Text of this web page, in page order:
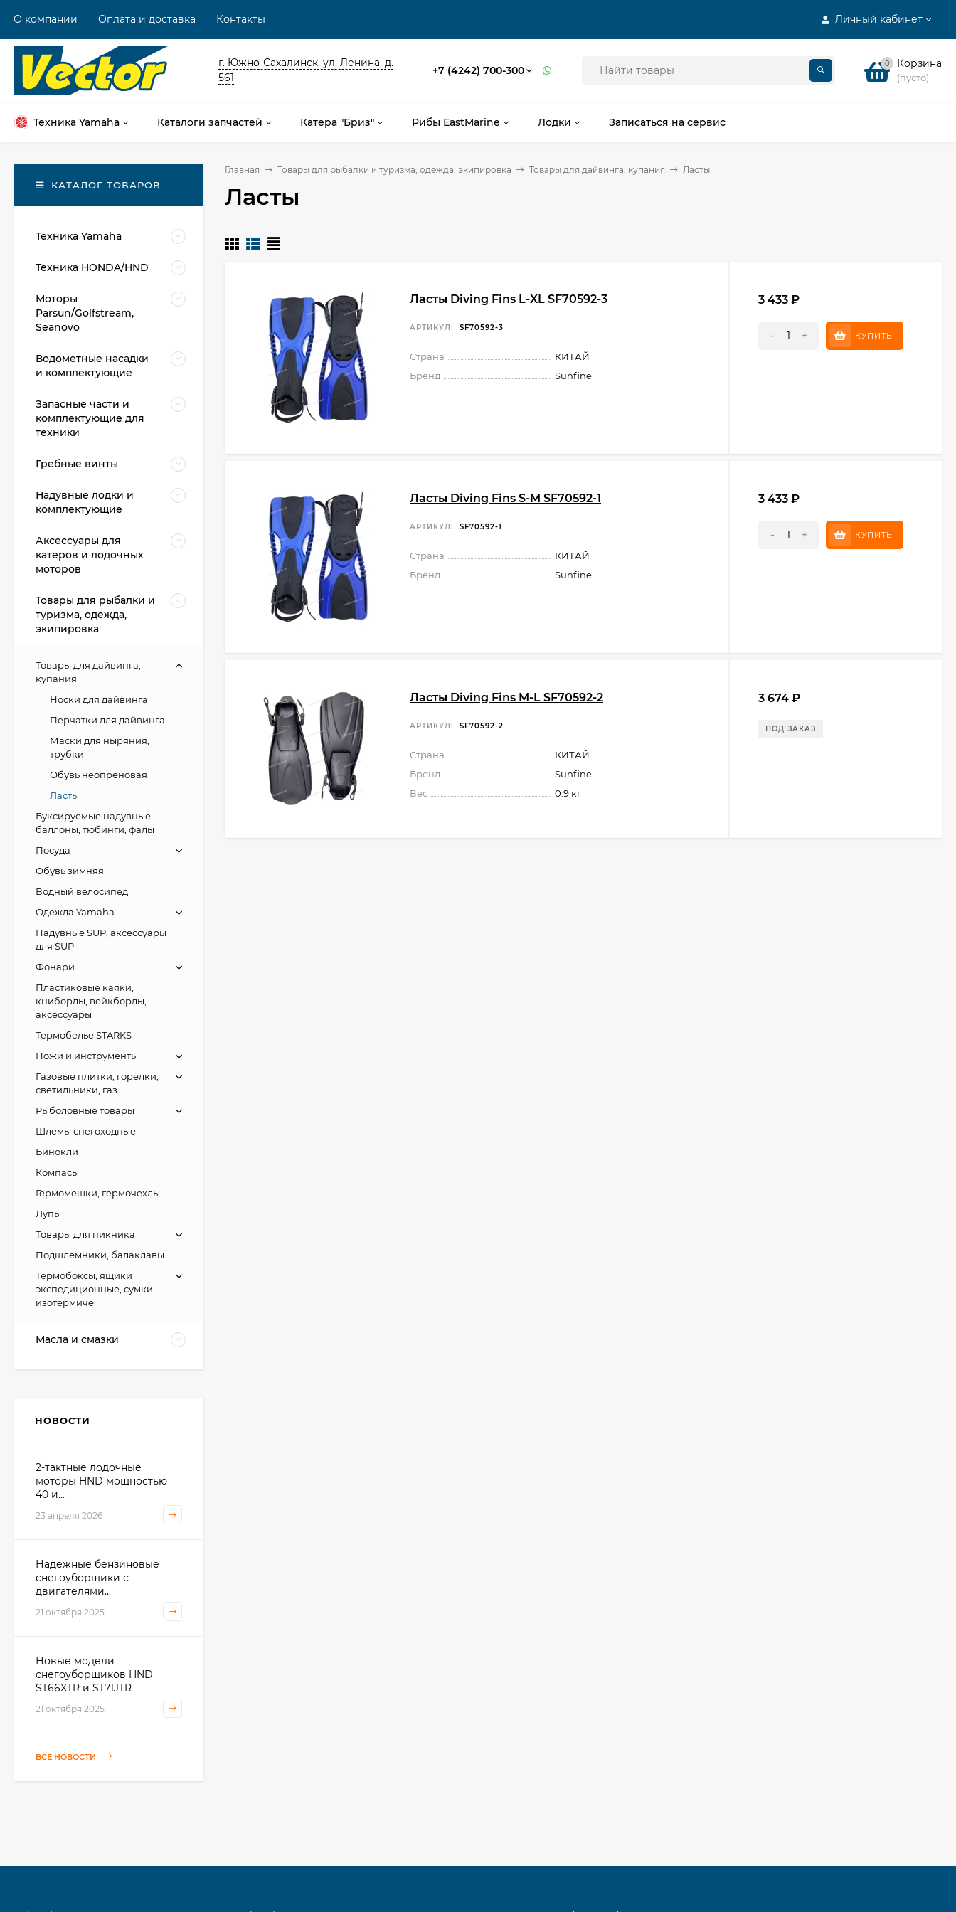
Личный кабинет
О компании Оплата и доставка Контакты
г. Южно-Сахалинск, ул. Ленина, д.
561
+7 (4242) 700-300 0 Корзина
(пусто)
Техника Yamaha Каталоги запчастей Катера "Бриз" Рибы EastMarine Лодки Записаться на сервис
Главная Товары для рыбалки и туризма, одежда, экипировка Товары для дайвинга, купания Ласты
Ласты
Ласты Diving Fins L-XL SF70592-3
АРТИКУЛ: SF70592-3
Страна
КИТАЙ
Бренд
Sunfine
3 433 ₽
- + КУПИТЬ
Ласты Diving Fins S-M SF70592-1
АРТИКУЛ: SF70592-1
Страна
КИТАЙ
Бренд
Sunfine
3 433 ₽
- + КУПИТЬ
Ласты Diving Fins M-L SF70592-2
АРТИКУЛ: SF70592-2
Страна
КИТАЙ
Бренд
Sunfine
Вес
0.9 кг
3 674 ₽
ПОД ЗАКАЗ
КАТАЛОГ ТОВАРОВ
Техника Yamaha
Техника HONDA/HND
Моторы
Parsun/Golfstream,
Seanovo
Водометные насадки
и комплектующие
Запасные части и
комплектующие для
техники
Гребные винты
Надувные лодки и
комплектующие
Аксессуары для
катеров и лодочных
моторов
Товары для рыбалки и
туризма, одежда,
экипировка
Товары для дайвинга,
купания
Носки для дайвинга
Перчатки для дайвинга
Маски для ныряния,
трубки
Обувь неопреновая
Ласты
Буксируемые надувные
баллоны, тюбинги, фалы
Посуда
Обувь зимняя
Водный велосипед
Одежда Yamaha
Надувные SUP, аксессуары
для SUP
Фонари
Пластиковые каяки,
книборды, вейкборды,
аксессуары
Термобелье STARKS
Ножи и инструменты
Газовые плитки, горелки,
светильники, газ
Рыболовные товары
Шлемы снегоходные
Бинокли
Компасы
Гермомешки, гермочехлы
Лупы
Товары для пикника
Подшлемники, балаклавы
Термобоксы, ящики
экспедиционные, сумки
изотермиче
Масла и смазки
НОВОСТИ
2-тактные лодочные
моторы HND мощностью
40 и...
23 апреля 2026
Надежные бензиновые
снегоуборщики с
двигателями...
21 октября 2025
Новые модели
снегоуборщиков HND
ST66XTR и ST71JTR
21 октября 2025
ВСЕ НОВОСТИ